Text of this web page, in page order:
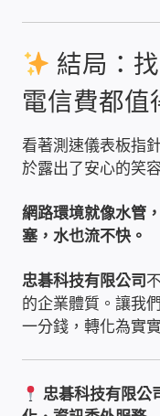
WIFI Wi-Fi 無線
網路硬體設備
居易科技
印表列印伺服器
虛擬機 Virtual
VMware
網路 到府檢測
TP-Link
結局：
電信費都值
看著測速儀表板指
於露出了安心的笑
網路環境就像水管
塞，水也流不快。
忠碁科技有限公司
的企業體質。讓我
一分錢，轉化為實
忠碁科技有限公